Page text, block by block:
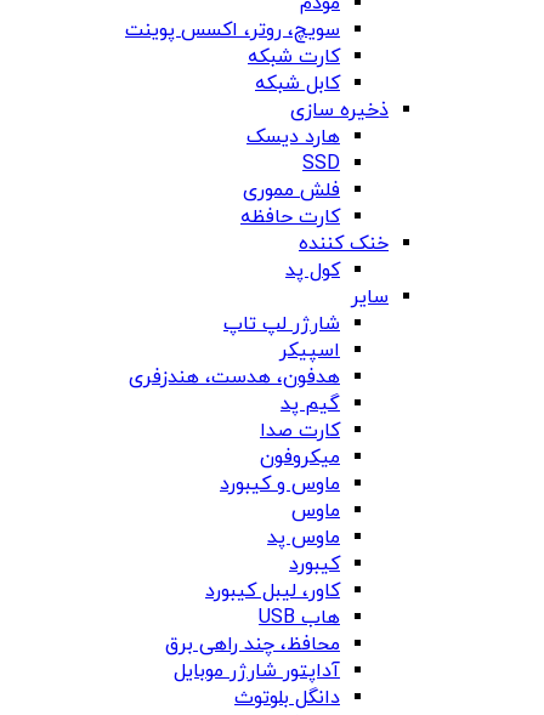
سویچ، روتر، اکسس پوینت
کارت شبکه
کابل شبکه
ذخیره سازی
هارد دیسک
SSD
فلش مموری
کارت حافظه
خنک کننده
کول پد
سایر
شارژر لپ تاپ
اسپیکر
هدفون، هدست، هندزفری
گیم پد
کارت صدا
میکروفون
ماوس و کیبورد
ماوس
ماوس پد
کیبورد
کاور، لیبل کیبورد
هاب USB
محافظ، چند راهی برق
آداپتور شارژر موبایل
دانگل بلوتوث